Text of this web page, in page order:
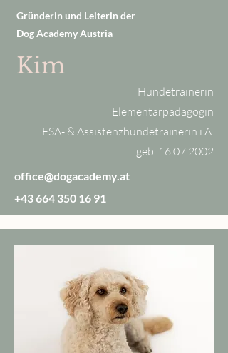
Gründerin und Leiterin der
Dog Academy Austria
Kim
Hundetrainerin
Elementarpädagogin
ESA- & Assistenzhundetrainerin i.A.
geb. 16.07.2002
office@dogacademy.at
+43 664 350 16 91